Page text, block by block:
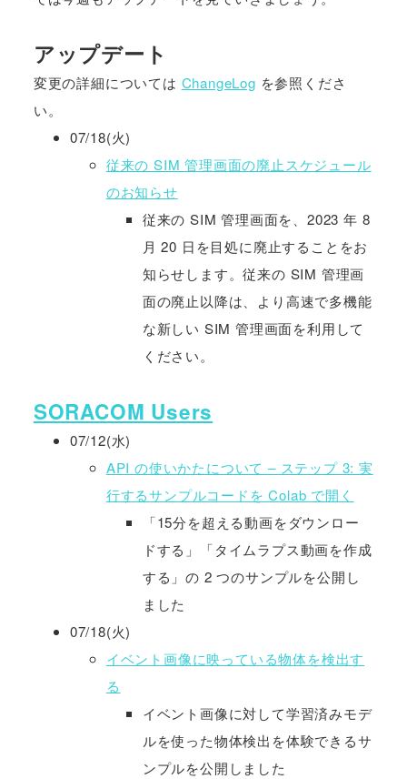
アップデート
変更の詳細については ChangeLog を参照くださ
い。
07/18(火)
従来の SIM 管理画面の廃止スケジュール
のお知らせ
従来の SIM 管理画面を、2023 年 8
月 20 日を目処に廃止することをお
知らせします。従来の SIM 管理画
面の廃止以降は、より高速で多機能
な新しい SIM 管理画面を利用して
ください。
SORACOM Users
07/12(水)
API の使いかたについて – ステップ 3: 実
行するサンプルコードを Colab で開く
「15分を超える動画をダウンロー
ドする」「タイムラプス動画を作成
する」の 2 つのサンプルを公開し
ました
07/18(火)
イベント画像に映っている物体を検出す
る
イベント画像に対して学習済みモデ
ルを使った物体検出を体験できるサ
ンプルを公開しました